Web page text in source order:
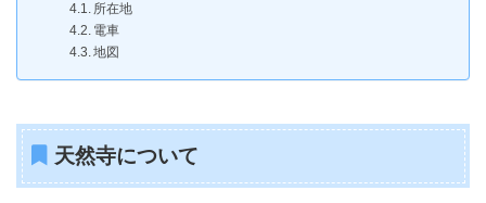
所在地
電車
地図
天然寺について